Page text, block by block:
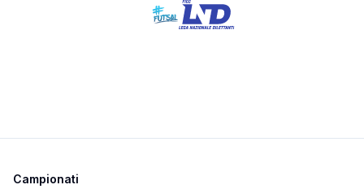
Campionati